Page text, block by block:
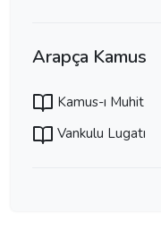
Arapça Kamus
Kamus-ı Muhit
Vankulu Lugatı